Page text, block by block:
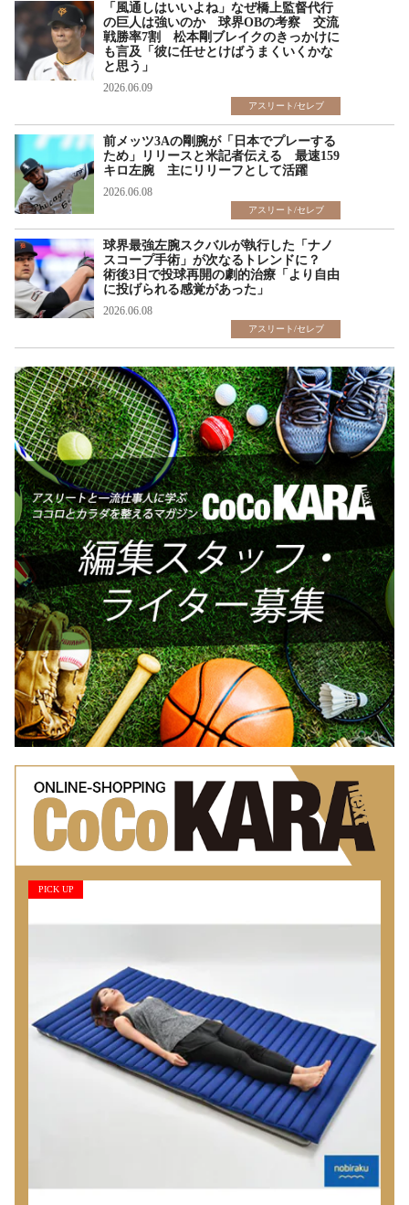
「風通しはいいよね」なぜ橋上監督代行
の巨人は強いのか 球界OBの考察 交流
戦勝率7割 松本剛ブレイクのきっかけに
も言及「彼に任せとけばうまくいくかな
と思う」
2026.06.09
アスリート/セレブ
前メッツ3Aの剛腕が「日本でプレーする
ため」リリースと米記者伝える 最速159
キロ左腕 主にリリーフとして活躍
2026.06.08
アスリート/セレブ
球界最強左腕スクバルが執行した「ナノ
スコープ手術」が次なるトレンドに？
術後3日で投球再開の劇的治療「より自由
に投げられる感覚があった」
2026.06.08
アスリート/セレブ
PICK UP